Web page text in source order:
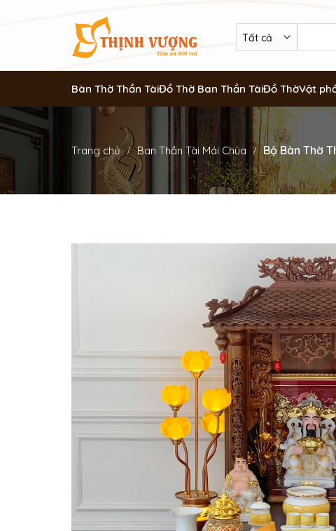
Bàn Thờ Thần TàiĐồ Thờ Ban Thần TàiĐồ ThờVật
Trang chủ Ban Thần Tài Mái Chùa Bộ Bàn Thờ